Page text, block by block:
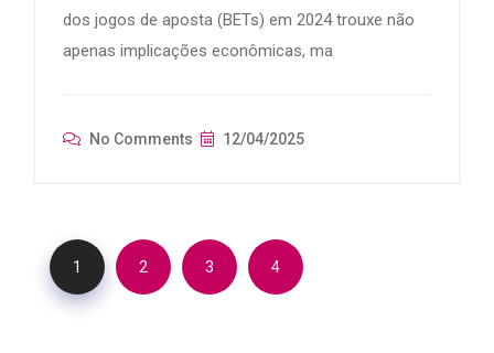
dos jogos de aposta (BETs) em 2024 trouxe não
apenas implicações econômicas, ma
No Comments 12/04/2025
1 2 3 4